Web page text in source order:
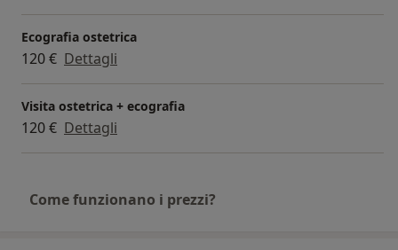
Ecografia ostetrica
120 € Dettagli
Visita ostetrica + ecografia
120 € Dettagli
Come funzionano i prezzi?